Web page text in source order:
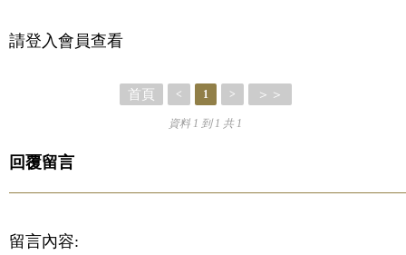
請登入會員查看
首頁 < 1 > ＞＞
資料 1 到 1 共 1
回覆留言
留言內容: